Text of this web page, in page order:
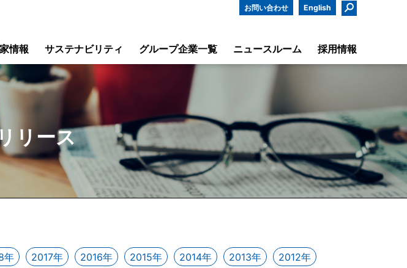
お問い合わせ English
情報 サステナビリティ グループ企業一覧 ニュースルーム 採用情報
リース
年 2017年 2016年 2015年 2014年 2013年 2012年